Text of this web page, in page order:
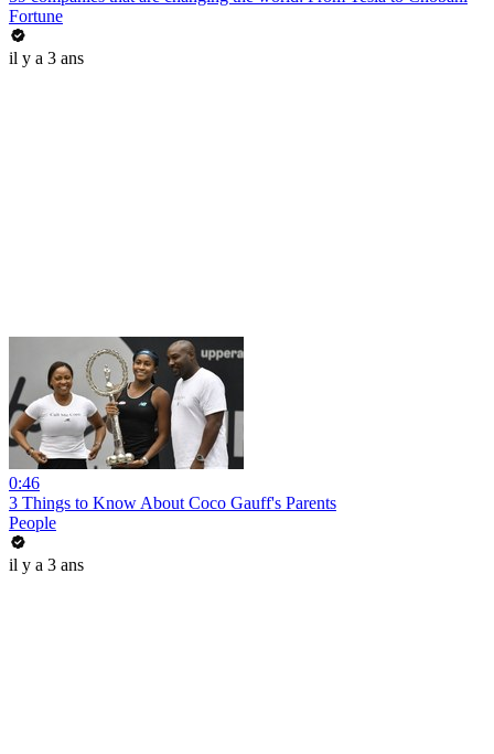
Fortune
il y a 3 ans
0:46
3 Things to Know About Coco Gauff's Parents
People
il y a 3 ans